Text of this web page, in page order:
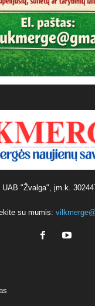
UAB "Žvalga", įm.k.
su mumis: